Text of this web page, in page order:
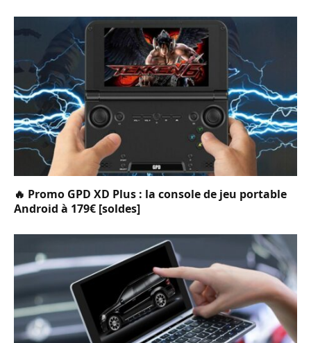
🔥 Promo GPD XD Plus : la console de jeu portable
Android à 179€ [soldes]